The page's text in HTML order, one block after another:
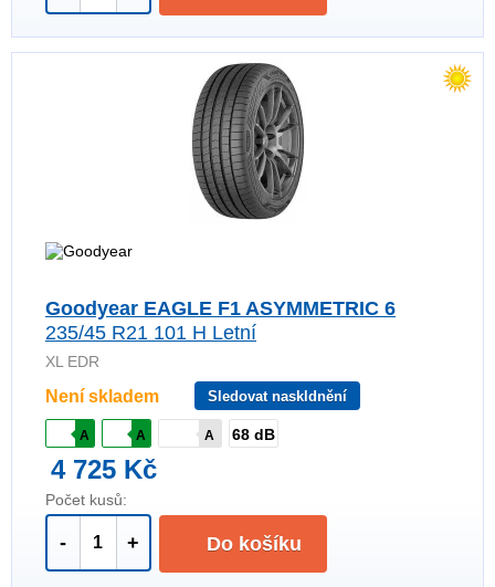
Goodyear EAGLE F1 ASYMMETRIC 6
235/45 R21 101 H Letní
XL EDR
Není skladem Sledovat naskldnění
A A A 68 dB
4 725 Kč
Počet kusů:
- + Do košíku